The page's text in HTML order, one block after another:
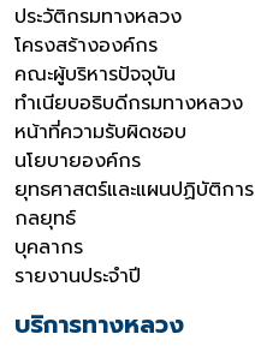
ประวัติกรมทางหลวง
โครงสร้างองค์กร
คณะผู้บริหารปัจจุบัน
ทำเนียบอธิบดีกรมทางหลวง
หน้าที่ความรับผิดชอบ
นโยบายองค์กร
ยุทธศาสตร์และแผนปฏิบัติการ
กลยุทธ์
บุคลากร
รายงานประจำปี
บริการทางหลวง